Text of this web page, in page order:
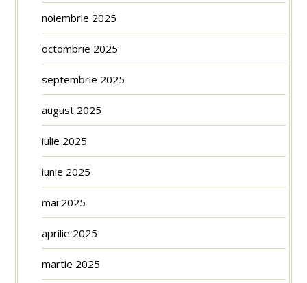
noiembrie 2025
octombrie 2025
septembrie 2025
august 2025
iulie 2025
iunie 2025
mai 2025
aprilie 2025
martie 2025